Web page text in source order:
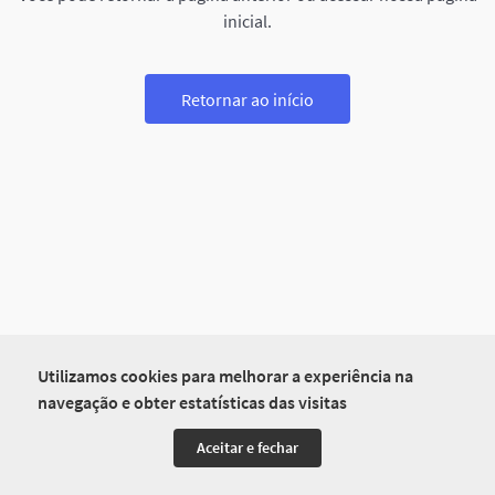
Utilizamos cookies para melhorar a experiência na
navegação e obter estatísticas das visitas
Aceitar e fechar
inicial.
Retornar ao início